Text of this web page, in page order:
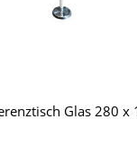
Glas 280 x